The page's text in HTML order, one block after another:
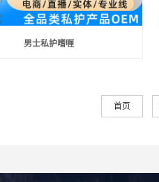
男士私护嗜喱
首页